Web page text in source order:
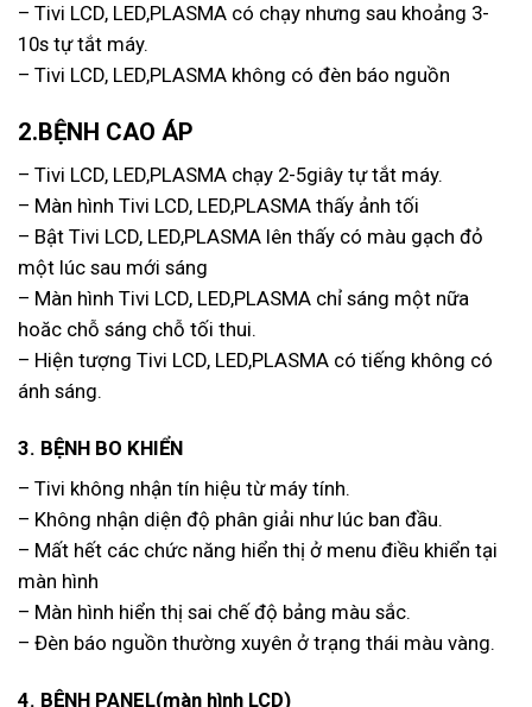
– Tivi LCD, LED,PLASMA có chạy nhưng sau khoảng 3-
10s tự tắt máy.
– Tivi LCD, LED,PLASMA không có đèn báo nguồn
2.BỆNH CAO ÁP
– Tivi LCD, LED,PLASMA chạy 2-5giây tự tắt máy.
– Màn hình Tivi LCD, LED,PLASMA thấy ảnh tối
– Bật Tivi LCD, LED,PLASMA lên thấy có màu gạch đỏ
một lúc sau mới sáng
– Màn hình Tivi LCD, LED,PLASMA chỉ sáng một nữa
hoăc chỗ sáng chỗ tối thui.
– Hiện tượng Tivi LCD, LED,PLASMA có tiếng không có
ánh sáng.
3. BỆNH BO KHIỂN
– Tivi không nhận tín hiệu từ máy tính.
– Không nhận diện độ phân giải như lúc ban đầu.
– Mất hết các chức năng hiển thị ở menu điều khiển tại
màn hình
– Màn hình hiển thị sai chế độ bảng màu sắc.
– Đèn báo nguồn thường xuyên ở trạng thái màu vàng.
4. BỆNH PANEL(màn hình LCD)